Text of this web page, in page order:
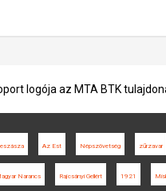
logója az MTA BTK
Az Est Népszövetség zűrzavar
Narancs Rajcsányi Gellért 1921